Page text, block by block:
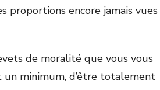
proportions encore jamais vues
de moralité que vous vous
un minimum, d’être totalement